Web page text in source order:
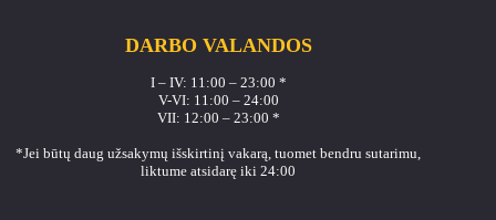
DARBO VALANDOS
I – IV: 11:00 – 23:00 *
V-VI: 11:00 – 24:00
VII: 12:00 – 23:00 *
*Jei būtų daug užsakymų išskirtinį vakarą, tuomet bendru sutarimu,
liktume atsidarę iki 24:00